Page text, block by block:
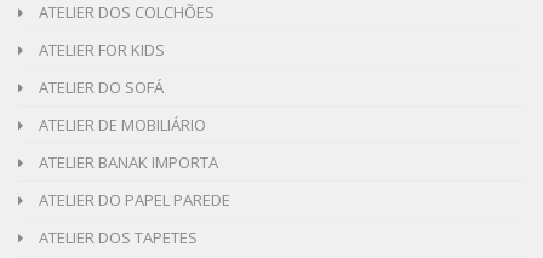
ATELIER DOS COLCHÕES
ATELIER FOR KIDS
ATELIER DO SOFÁ
ATELIER DE MOBILIÁRIO
ATELIER BANAK IMPORTA
ATELIER DO PAPEL PAREDE
ATELIER DOS TAPETES